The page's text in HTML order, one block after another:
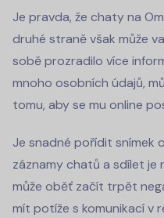
Je pravda, že chaty na
druhé straně však může
sobě prozradilo více
mnoho osobních údajů,
tomu, aby se mu online
Je snadné pořídit snímek
záznamy chatů a sdílet
může oběť začít trpět
mít potíže s komunikací v